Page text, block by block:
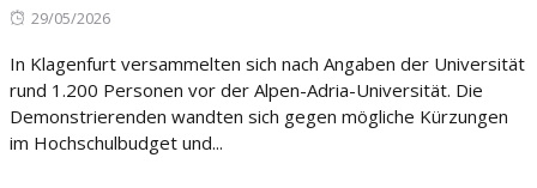
Posted
29/05/2026
In Klagenfurt versammelten sich nach Angaben der Universität
rund 1.200 Personen vor der Alpen-Adria-Universität. Die
Demonstrierenden wandten sich gegen mögliche Kürzungen
im Hochschulbudget und...